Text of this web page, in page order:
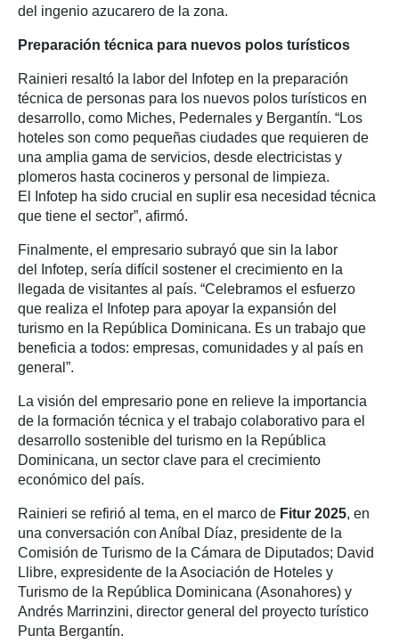
del ingenio azucarero de la zona.
Preparación técnica para nuevos polos turísticos
Rainieri resaltó la labor del Infotep en la preparación
técnica de personas para los nuevos polos turísticos en
desarrollo, como Miches, Pedernales y Bergantín. “Los
hoteles son como pequeñas ciudades que requieren de
una amplia gama de servicios, desde electricistas y
plomeros hasta cocineros y personal de limpieza.
El Infotep ha sido crucial en suplir esa necesidad técnica
que tiene el sector”, afirmó.
Finalmente, el empresario subrayó que sin la labor
del Infotep, sería difícil sostener el crecimiento en la
llegada de visitantes al país. “Celebramos el esfuerzo
que realiza el Infotep para apoyar la expansión del
turismo en la República Dominicana. Es un trabajo que
beneficia a todos: empresas, comunidades y al país en
general”.
La visión del empresario pone en relieve la importancia
de la formación técnica y el trabajo colaborativo para el
desarrollo sostenible del turismo en la República
Dominicana, un sector clave para el crecimiento
económico del país.
Rainieri se refirió al tema, en el marco de Fitur 2025, en
una conversación con Aníbal Díaz, presidente de la
Comisión de Turismo de la Cámara de Diputados; David
Llibre, expresidente de la Asociación de Hoteles y
Turismo de la República Dominicana (Asonahores) y
Andrés Marrinzini, director general del proyecto turístico
Punta Bergantín.